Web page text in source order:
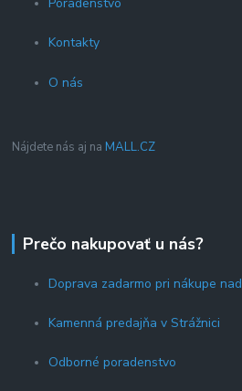
Kontakty
O nás
Nájdete nás aj na MALL.CZ
Prečo nakupovať u nás?
Doprava zadarmo pri nákupe nad
Kamenná predajňa v Strážnici
Odborné poradenstvo